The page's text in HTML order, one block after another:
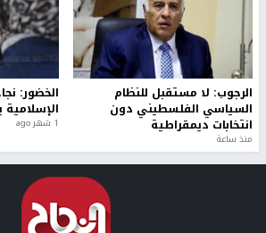
الرجوب: لا مستقبل للنظام
السياسي الفلسطيني دون
انتخابات ديمقراطية
منذ ساعة
الخضور:
الإسلامية
1 شهر ago